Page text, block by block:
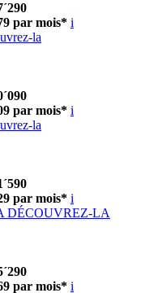
par mois* i
la
par mois* i
la
par mois* i
DÉCOUVREZ-LA
par mois* i